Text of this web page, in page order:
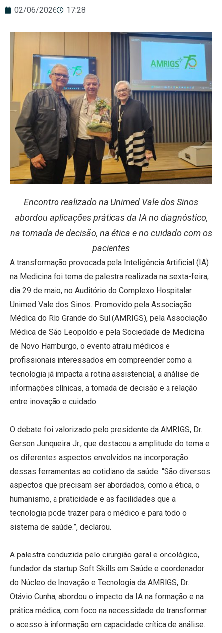
02/06/2026 17:28
Encontro realizado na Unimed Vale dos Sinos
abordou aplicações práticas da IA no diagnóstico,
na tomada de decisão, na ética e no cuidado com os
pacientes
A transformação provocada pela Inteligência Artificial (IA)
na Medicina foi tema de palestra realizada na sexta-feira,
dia 29 de maio, no Auditório do Complexo Hospitalar
Unimed Vale dos Sinos. Promovido pela Associação
Médica do Rio Grande do Sul (AMRIGS), pela Associação
Médica de São Leopoldo e pela Sociedade de Medicina
de Novo Hamburgo, o evento atraiu médicos e
profissionais interessados em compreender como a
tecnologia já impacta a rotina assistencial, a análise de
informações clínicas, a tomada de decisão e a relação
entre inovação e cuidado.
O debate foi valorizado pelo presidente da AMRIGS, Dr.
Gerson Junqueira Jr., que destacou a amplitude do tema e
os diferentes aspectos envolvidos na incorporação
dessas ferramentas ao cotidiano da saúde. “São diversos
aspectos que precisam ser abordados, como a ética, o
humanismo, a praticidade e as facilidades que a
tecnologia pode trazer para o médico e para todo o
sistema de saúde.”, declarou.
A palestra conduzida pelo cirurgião geral e oncológico,
fundador da startup Soft Skills em Saúde e coordenador
do Núcleo de Inovação e Tecnologia da AMRIGS, Dr.
Otávio Cunha, abordou o impacto da IA na formação e na
prática médica, com foco na necessidade de transformar
o acesso à informação em capacidade crítica de análise.